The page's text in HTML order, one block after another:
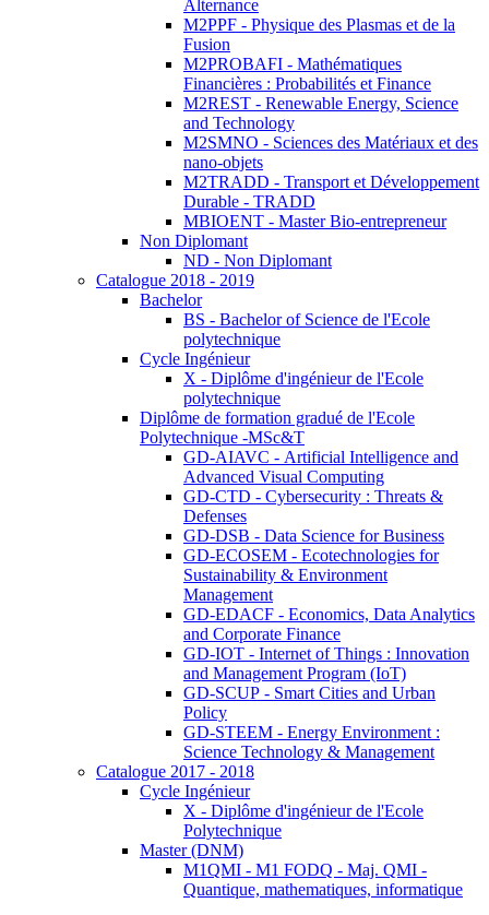
Alternance
M2PPF - Physique des Plasmas et de la
Fusion
M2PROBAFI - Mathématiques
Financières : Probabilités et Finance
M2REST - Renewable Energy, Science
and Technology
M2SMNO - Sciences des Matériaux et des
nano-objets
M2TRADD - Transport et Développement
Durable - TRADD
MBIOENT - Master Bio-entrepreneur
Non Diplomant
ND - Non Diplomant
Catalogue 2018 - 2019
Bachelor
BS - Bachelor of Science de l'Ecole
polytechnique
Cycle Ingénieur
X - Diplôme d'ingénieur de l'Ecole
polytechnique
Diplôme de formation gradué de l'Ecole
Polytechnique -MSc&T
GD-AIAVC - Artificial Intelligence and
Advanced Visual Computing
GD-CTD - Cybersecurity : Threats &
Defenses
GD-DSB - Data Science for Business
GD-ECOSEM - Ecotechnologies for
Sustainability & Environment
Management
GD-EDACF - Economics, Data Analytics
and Corporate Finance
GD-IOT - Internet of Things : Innovation
and Management Program (IoT)
GD-SCUP - Smart Cities and Urban
Policy
GD-STEEM - Energy Environment :
Science Technology & Management
Catalogue 2017 - 2018
Cycle Ingénieur
X - Diplôme d'ingénieur de l'Ecole
Polytechnique
Master (DNM)
M1QMI - M1 FODQ - Maj. QMI -
Quantique, mathematiques, informatique